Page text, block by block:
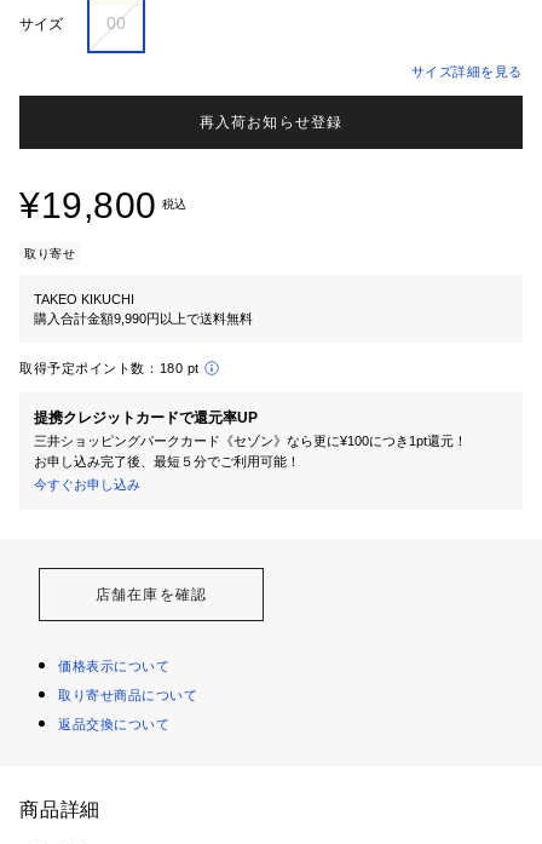
サイズ 00
サイズ詳細を見る
再入荷お知らせ登録
¥19,800 税込
取り寄せ
TAKEO KIKUCHI
購入合計金額9,990円以上で送料無料
取得予定ポイント数： 180 pt
提携クレジットカードで還元率UP
三井ショッピングパークカード《セゾン》なら更に¥100につき1pt還元！
お申し込み完了後、最短５分でご利用可能！
今すぐお申し込み
店舗在庫を確認
価格表示について
取り寄せ商品について
返品交換について
商品詳細